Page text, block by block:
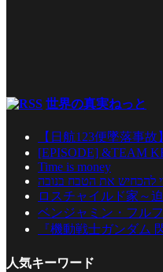
世界の真実ねっと
【日航123便墜落事
[EPISODE] &TEAM
Time is money
להכחיש את הטבח בנובה
ロスチャイルド家～
ベンジャミン・フル
『機動戦士ガンダム
人気キーワード